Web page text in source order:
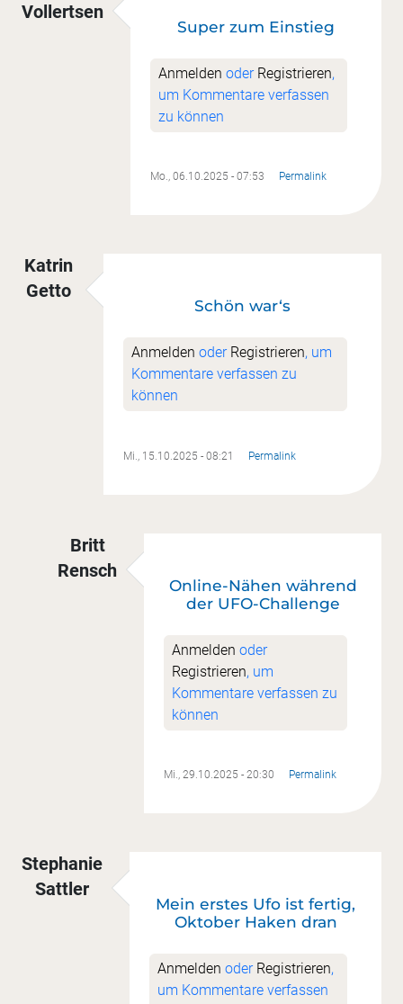
Vollertsen
Super zum Einstieg
Anmelden oder Registrieren,
um Kommentare verfassen
zu können
Mo., 06.10.2025 - 07:53 Permalink
Katrin
Getto
Schön war‘s
Anmelden oder Registrieren, um
Kommentare verfassen zu
können
Mi., 15.10.2025 - 08:21 Permalink
Britt
Rensch
Schön war‘svonKatrin Getto
Online-Nähen während
der UFO-Challenge
Anmelden oder
Registrieren, um
Kommentare verfassen zu
können
Mi., 29.10.2025 - 20:30 Permalink
Stephanie
Sattler
Mein erstes Ufo ist fertig,
Oktober Haken dran
Anmelden oder Registrieren,
um Kommentare verfassen